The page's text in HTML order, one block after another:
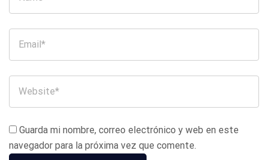
Guarda mi nombre, correo electrónico y web en este
navegador para la próxima vez que comente.